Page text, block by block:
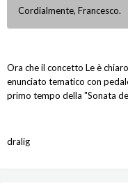
Cordialmente, Francesco.
Ora che il concetto Le è
enunciato tematico con
primo tempo della "Sonata
dralig